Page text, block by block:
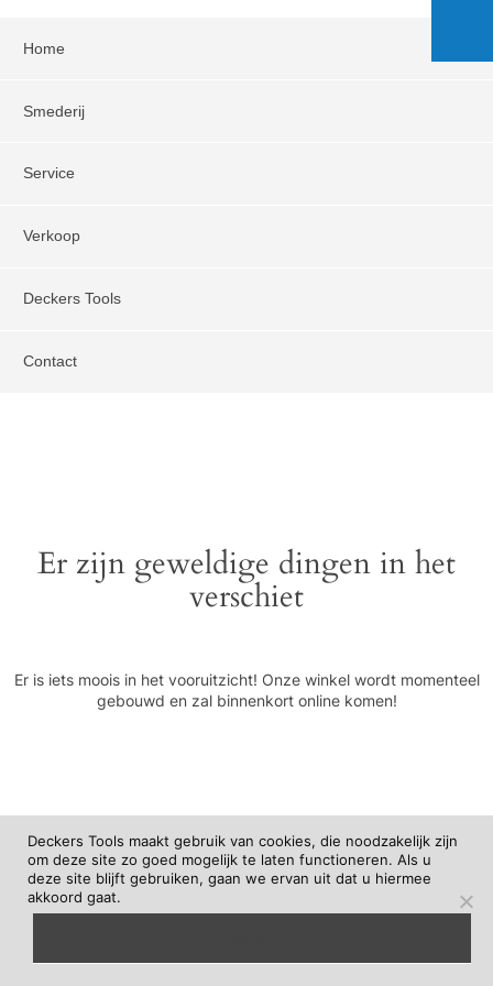
Home
Smederij
Service
Verkoop
Deckers Tools
Contact
Er zijn geweldige dingen in het
verschiet
Er is iets moois in het vooruitzicht! Onze winkel wordt momenteel
gebouwd en zal binnenkort online komen!
Deckers Tools maakt gebruik van cookies, die noodzakelijk zijn
om deze site zo goed mogelijk te laten functioneren. Als u
deze site blijft gebruiken, gaan we ervan uit dat u hiermee
akkoord gaat.